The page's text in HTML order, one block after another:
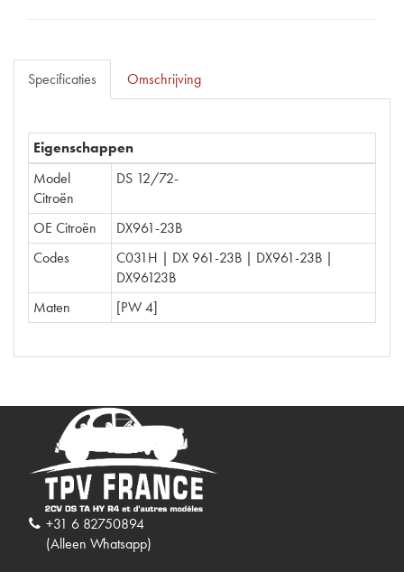
Specificaties Omschrijving
Eigenschappen
Model
Citroën
DS 12/72-
OE Citroën
DX961-23B
Codes
C031H | DX 961-23B | DX961-23B |
DX96123B
Maten
[PW 4]
+31 6 82750894
(Alleen Whatsapp)